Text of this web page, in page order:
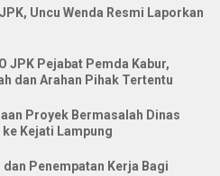
Uncu Wenda Resmi Laporkan
JPK Pejabat Pemda Kabur,
dan Arahan Pihak Tertentu
Proyek Bermasalah Dinas
ke Kejati Lampung
Penempatan Kerja Bagi